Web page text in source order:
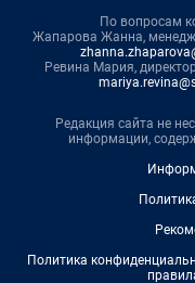
По вопросам
Жапарова Жанна,
Ревина Мария,
Редакция сайта не
информации,
Политика